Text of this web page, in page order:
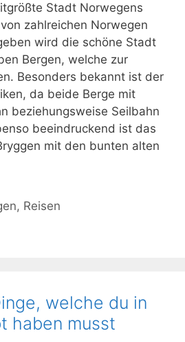
Stadt Norwegens
zahlreichen Norwegen
wird die schöne Stadt
Bergen, welche zur
Besonders bekannt ist der
da beide Berge mit
beziehungsweise Seilbahn
beeindruckend ist das
mit den bunten alten
, Reisen
welche du in
haben musst